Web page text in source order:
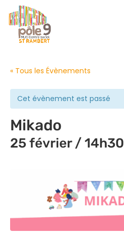
« Tous les Évènements
Cet évènement est passé
Mikado
25 février / 14h30